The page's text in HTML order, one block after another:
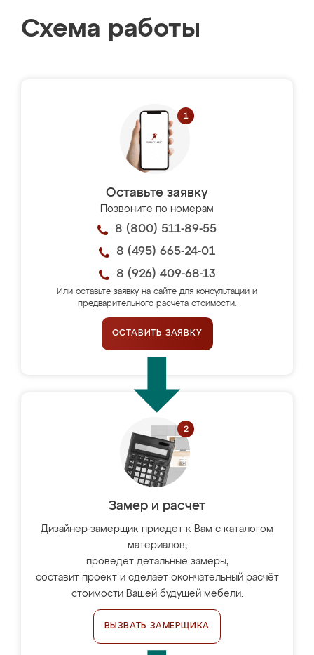
Схема работы
Оставьте заявку
Позвоните по номерам
8 (800) 511-89-55
8 (495) 665-24-01
8 (926) 409-68-13
Или оставьте заявку на сайте для консультации и
предварительного расчёта стоимости.
ОСТАВИТЬ ЗАЯВКУ
Замер и расчет
Дизайнер-замерщик приедет к Вам с каталогом
материалов,
проведёт детальные замеры,
составит проект и сделает окончательный расчёт
стоимости Вашей будущей мебели.
ВЫЗВАТЬ ЗАМЕРЩИКА